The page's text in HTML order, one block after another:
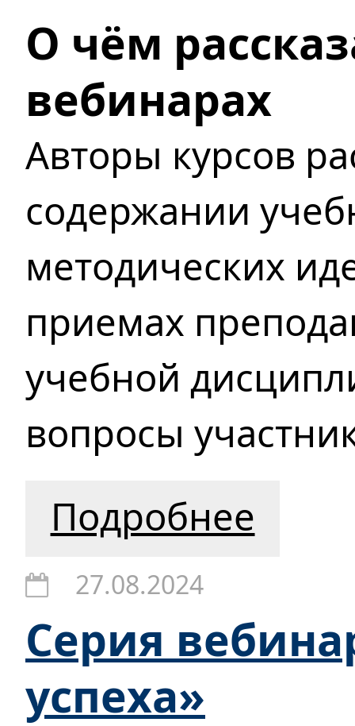
О чём
вебинарах
Авторы курсов
содержании
методических
приемах
учебной
вопросы
Подробнее
27.08.2024
Серия
успеха»